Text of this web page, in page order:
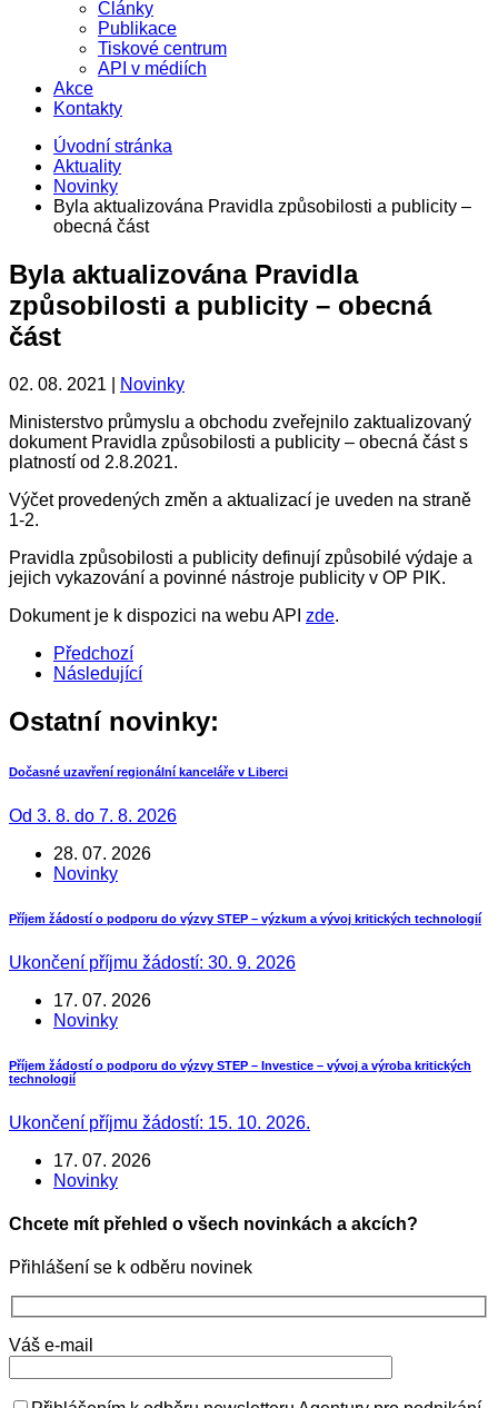
Články
Publikace
Tiskové centrum
API v médiích
Akce
Kontakty
Úvodní stránka
Aktuality
Novinky
Byla aktualizována Pravidla způsobilosti a publicity –
obecná část
Byla aktualizována Pravidla
způsobilosti a publicity – obecná
část
02. 08. 2021 |
Novinky
Ministerstvo průmyslu a obchodu zveřejnilo zaktualizovaný
dokument Pravidla způsobilosti a publicity – obecná část s
platností od 2.8.2021.
Výčet provedených změn a aktualizací je uveden na straně
1-2.
Pravidla způsobilosti a publicity definují způsobilé výdaje a
jejich vykazování a povinné nástroje publicity v OP PIK.
Dokument je k dispozici na webu API zde.
Předchozí
Následující
Ostatní novinky:
Dočasné uzavření regionální kanceláře v Liberci
Od 3. 8. do 7. 8. 2026
28. 07. 2026
Novinky
Příjem žádostí o podporu do výzvy STEP – výzkum a vývoj kritických technologií
Ukončení příjmu žádostí: 30. 9. 2026
17. 07. 2026
Novinky
Příjem žádostí o podporu do výzvy STEP – Investice – vývoj a výroba kritických
technologií
Ukončení příjmu žádostí: 15. 10. 2026.
17. 07. 2026
Novinky
Chcete mít přehled o všech novinkách a akcích?
Přihlášení se k odběru novinek
Váš e-mail